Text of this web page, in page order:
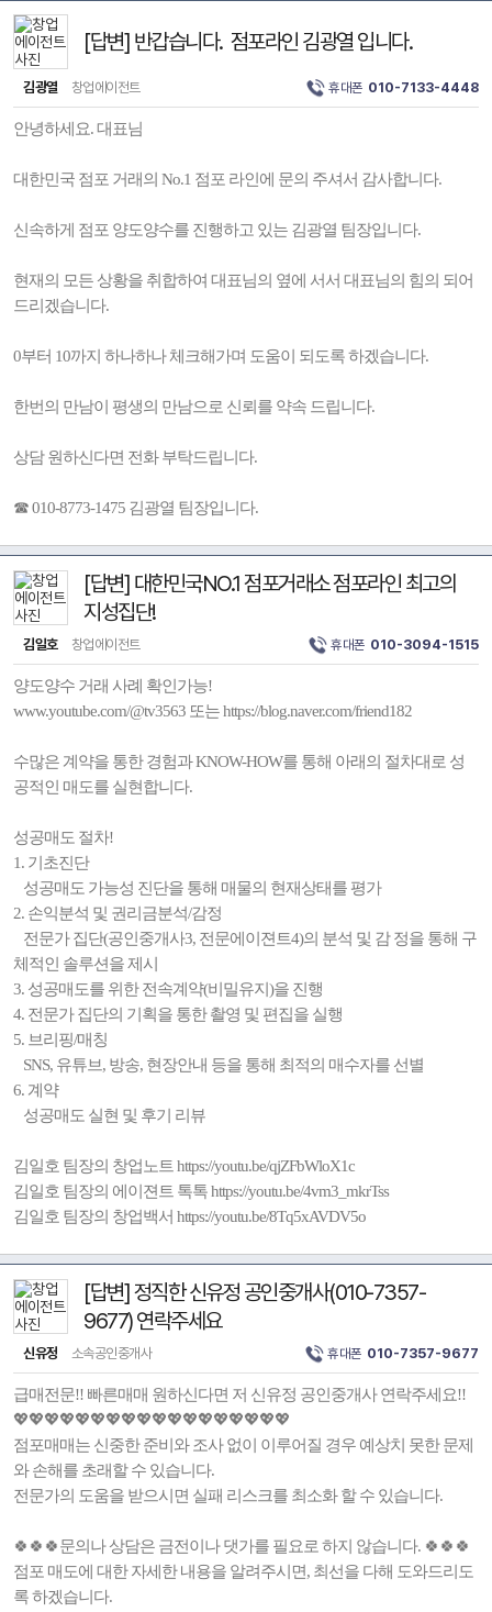
[답변] 반갑습니다. 점포라인 김광열 입니다.
김광열 창업에이전트 휴대폰 010-7133-4448
안녕하세요. 대표님
대한민국 점포 거래의 No.1 점포 라인에 문의 주셔서 감사합니다.
신속하게 점포 양도양수를 진행하고 있는 김광열 팀장입니다.
현재의 모든 상황을 취합하여 대표님의 옆에 서서 대표님의 힘의 되어
드리겠습니다.
0부터 10까지 하나하나 체크해가며 도움이 되도록 하겠습니다.
한번의 만남이 평생의 만남으로 신뢰를 약속 드립니다.
상담 원하신다면 전화 부탁드립니다.
☎ 010-8773-1475 김광열 팀장입니다.
[답변] 대한민국NO.1 점포거래소 점포라인 최고의
지성집단!
김일호 창업에이전트 휴대폰 010-3094-1515
양도양수 거래 사례 확인가능!
www.youtube.com/@tv3563 또는 https://blog.naver.com/friend182
수많은 계약을 통한 경험과 KNOW-HOW를 통해 아래의 절차대로 성
공적인 매도를 실현합니다.
성공매도 절차!
1. 기초진단
성공매도 가능성 진단을 통해 매물의 현재상태를 평가
2. 손익분석 및 권리금분석/감정
전문가 집단(공인중개사3, 전문에이젼트4)의 분석 및 감 정을 통해 구
체적인 솔루션을 제시
3. 성공매도를 위한 전속계약(비밀유지)을 진행
4. 전문가 집단의 기획을 통한 촬영 및 편집을 실행
5. 브리핑/매칭
SNS, 유튜브, 방송, 현장안내 등을 통해 최적의 매수자를 선별
6. 계약
성공매도 실현 및 후기 리뷰
김일호 팀장의 창업노트 https://youtu.be/qjZFbWloX1c
김일호 팀장의 에이젼트 톡톡 https://youtu.be/4vm3_mkrTss
김일호 팀장의 창업백서 https://youtu.be/8Tq5xAVDV5o
[답변] 정직한 신유정 공인중개사(010-7357-
9677) 연락주세요
신유정 소속공인중개사 휴대폰 010-7357-9677
급매전문!! 빠른매매 원하신다면 저 신유정 공인중개사 연락주세요!!
💖💖💖💖💖💖💖💖💖💖💖💖💖💖💖💖💖💖
점포매매는 신중한 준비와 조사 없이 이루어질 경우 예상치 못한 문제
와 손해를 초래할 수 있습니다.
전문가의 도움을 받으시면 실패 리스크를 최소화 할 수 있습니다.
🍀🍀🍀문의나 상담은 금전이나 댓가를 필요로 하지 않습니다. 🍀🍀🍀
점포 매도에 대한 자세한 내용을 알려주시면, 최선을 다해 도와드리도
록 하겠습니다.